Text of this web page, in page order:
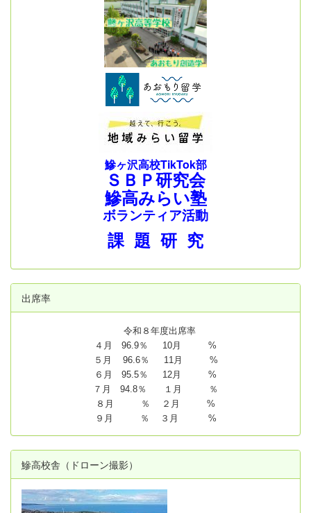
鰺ヶ沢高校TikTok部
ＳＢＰ研究会
鰺高みらい塾
ボランティア活動
課 題 研 究
出席率
令和８年度出席率
４月 96.9％ 10月 %
５月 96.6％ 11月 %
６月 95.5％ 12月 %
７月 94.8％ １月 ％
８月 ％ ２月 %
９月 ％ ３月 %
鰺高校舎（ドローン撮影）